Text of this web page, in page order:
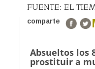
FUENTE: EL
comparte
Absueltos los
prostituir a